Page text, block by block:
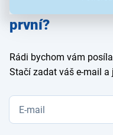
e-mail
Chcete znát
první?
Rádi bychom vám
Stačí zadat váš e-mail a